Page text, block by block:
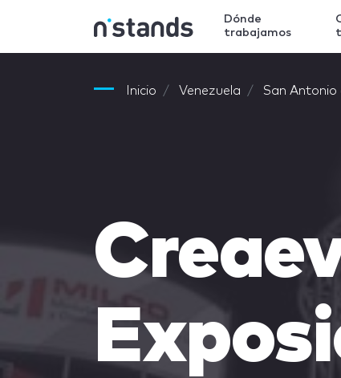
Dónde
trabajamos
Inicio Venezuela San Antonio